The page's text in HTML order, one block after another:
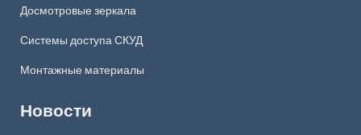
Досмотровые зеркала
Системы доступа СКУД
Монтажные материалы
Новости